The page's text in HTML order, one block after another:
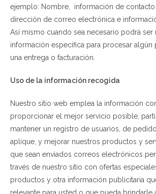
ejemplo: Nombre, información de
dirección de correo electrónica e
Así mismo cuando sea necesario podrá ser
información específica para procesar algún
una entrega o facturación.
Uso de la información recogida
Nuestro sitio web emplea la información
proporcionar el mejor servicio posible,
mantener un registro de usuarios, de
aplique, y mejorar nuestros productos y
que sean enviados correos electrónicos
través de nuestro sitio con ofertas
productos y otra información publicitaria